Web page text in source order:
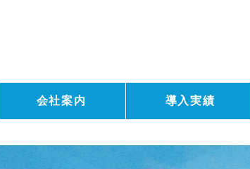
会社案内 導入実績